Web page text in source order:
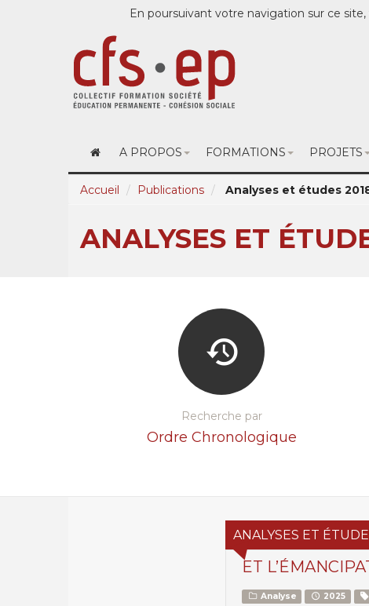
En poursuivant votre navigation sur ce
A PROPOS FORMATIONS PROJETS
Accueil Publications Analyses et études
ANALYSES ET
Recherche par
Ordre Chronologique
ANALYSES ET
ET
Analyse 2025